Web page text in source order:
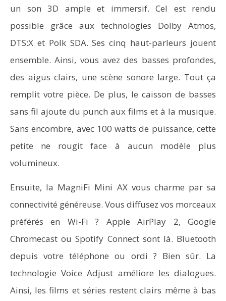
un son 3D ample et immersif. Cel est rendu
possible grâce aux technologies Dolby Atmos,
DTS:X et Polk SDA. Ses cinq haut-parleurs jouent
ensemble. Ainsi, vous avez des basses profondes,
des aigus clairs, une scène sonore large. Tout ça
remplit votre pièce. De plus, le caisson de basses
sans fil ajoute du punch aux films et à la musique.
Sans encombre, avec 100 watts de puissance, cette
petite ne rougit face à aucun modèle plus
volumineux.
Ensuite, la MagniFi Mini AX vous charme par sa
connectivité généreuse. Vous diffusez vos morceaux
préférés en Wi-Fi ? Apple AirPlay 2, Google
Chromecast ou Spotify Connect sont là. Bluetooth
depuis votre téléphone ou ordi ? Bien sûr. La
technologie Voice Adjust améliore les dialogues.
Ainsi, les films et séries restent clairs même à bas